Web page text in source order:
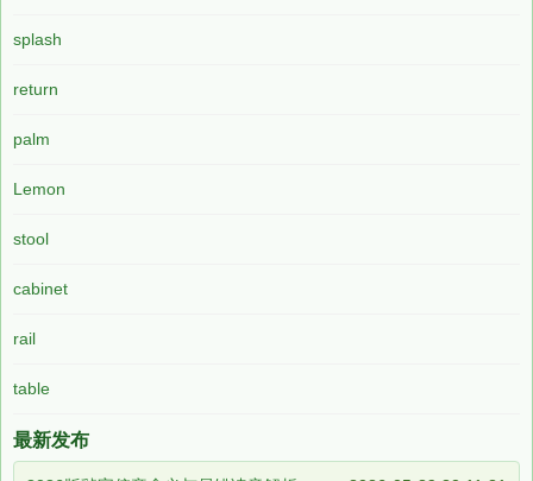
splash
return
palm
Lemon
stool
cabinet
rail
table
最新发布